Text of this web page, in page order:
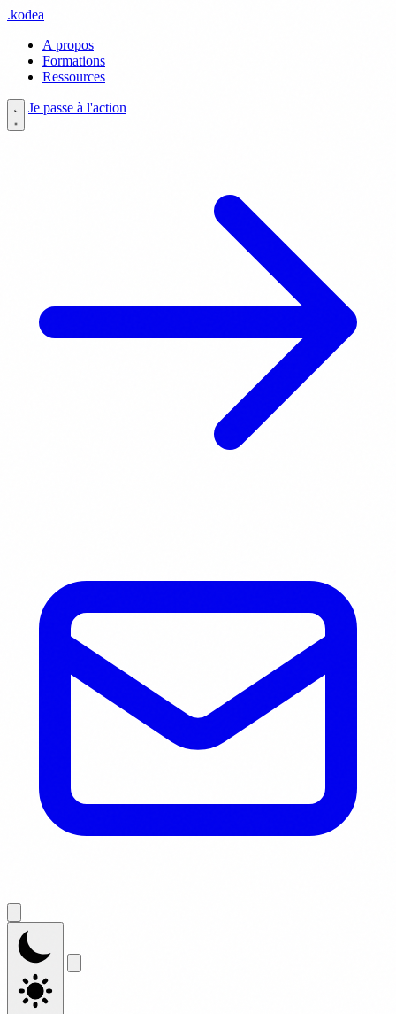
.kodea
A propos
Formations
Ressources
Je passe à l'action